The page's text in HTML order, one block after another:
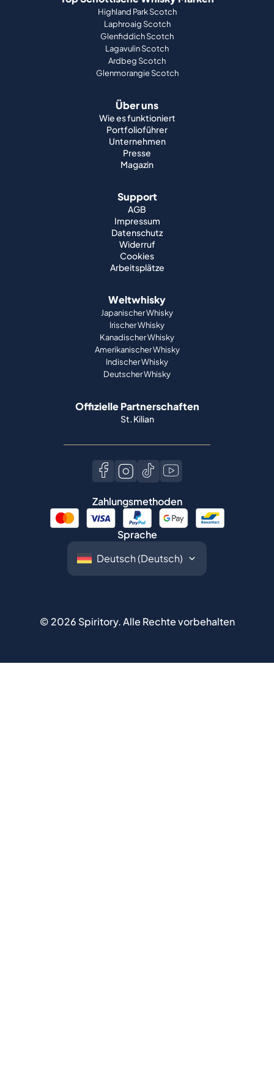
Highland Park Scotch
Laphroaig Scotch
Glenfiddich Scotch
Lagavulin Scotch
Ardbeg Scotch
Glenmorangie Scotch
Über uns
Wie es funktioniert
Portfolioführer
Unternehmen
Presse
Magazin
Support
AGB
Impressum
Datenschutz
Widerruf
Cookies
Arbeitsplätze
Weltwhisky
Japanischer Whisky
Irischer Whisky
Kanadischer Whisky
Amerikanischer Whisky
Indischer Whisky
Deutscher Whisky
Offizielle Partnerschaften
St. Kilian
Zahlungsmethoden
Sprache
© 2026 Spiritory.Alle Rechte vorbehalten